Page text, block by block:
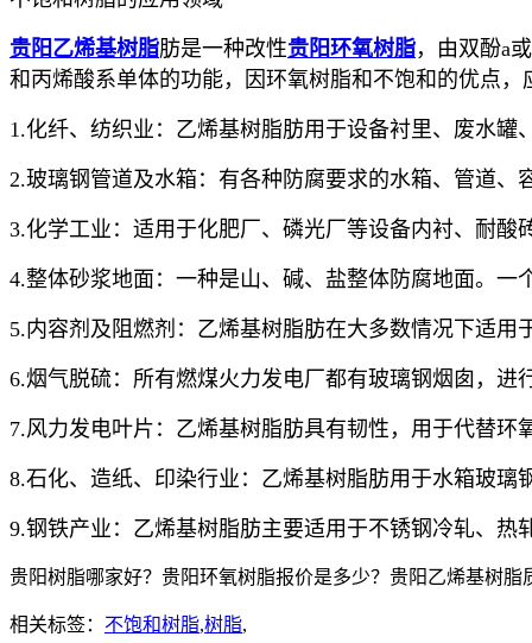
贵阳乙烯基树脂肪是一种改性贵阳环氧树脂，由双酚a
和丙烯酸系单体的功能，因环氧树脂和不饱和的优点
1.化纤、纺织业：乙烯基树脂肪用于设备衬里、废水罐
2.玻璃钢管道及水箱：有各种防腐要求的水箱、管道、
3.化学工业：适用于化肥厂、磷光厂等设备内衬、耐酸
4.整体砂浆地面：一种是山、碱、盐整体防腐地面。一
5.内容剂及阻燃剂：乙烯基树脂肪在大多数情况下适用
6.烟气脱硫：所有燃煤火力发电厂都有玻璃钢烟囱，进
7.风力发电叶片：乙烯基树脂肪具有韧性，用于代替环
8.石化、造纸、印染行业：乙烯基树脂肪用于水箱玻璃
9.钢铁产业：乙烯基树脂肪主要适用于不锈钢冷轧、热
贵阳树脂哪家好？贵阳环氧树脂报价是多少？贵阳乙烯基树
相关标签： 不饱和树脂,树脂,